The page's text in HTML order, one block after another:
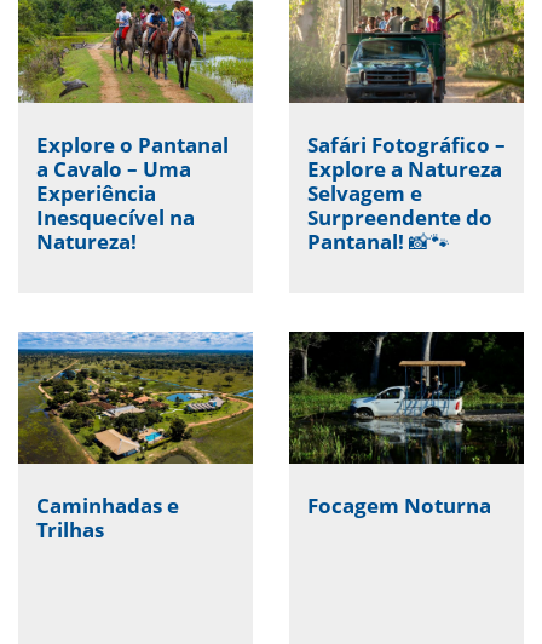
Explore o Pantanal
a Cavalo – Uma
Experiência
Inesquecível na
Natureza!
Safári Fotográfico –
Explore a Natureza
Selvagem e
Surpreendente do
Pantanal! 📸🐾
Caminhadas e
Trilhas
Focagem Noturna